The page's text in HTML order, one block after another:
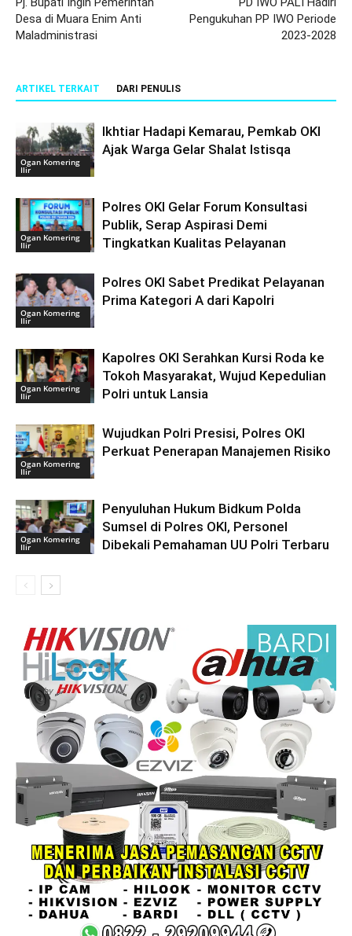
Desa di Muara Enim Anti
Maladministrasi
Pengukuhan PP IWO Periode
2023-2028
ARTIKEL TERKAIT DARI PENULIS
Ogan Komering
Ilir
Ikhtiar Hadapi Kemarau, Pemkab OKI
Ajak Warga Gelar Shalat Istisqa
Ogan Komering
Ilir
Polres OKI Gelar Forum Konsultasi
Publik, Serap Aspirasi Demi
Tingkatkan Kualitas Pelayanan
Ogan Komering
Ilir
Polres OKI Sabet Predikat Pelayanan
Prima Kategori A dari Kapolri
Ogan Komering
Ilir
Kapolres OKI Serahkan Kursi Roda ke
Tokoh Masyarakat, Wujud Kepedulian
Polri untuk Lansia
Ogan Komering
Ilir
Wujudkan Polri Presisi, Polres OKI
Perkuat Penerapan Manajemen Risiko
Ogan Komering
Ilir
Penyuluhan Hukum Bidkum Polda
Sumsel di Polres OKI, Personel
Dibekali Pemahaman UU Polri Terbaru